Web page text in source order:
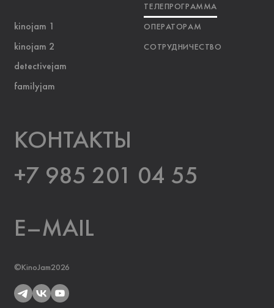
ТЕЛЕПРОГРАММА
ОПЕРАТОРАМ
СОТРУДНИЧЕСТВО
kinojam 1
kinojam 2
detectivejam
familyjam
KOНТАКТЫ
E–MAIL
©KinoJam2026
+7 985 201 04 55